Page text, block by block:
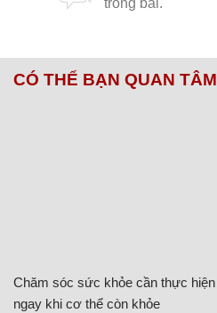
CÓ THỂ BẠN QUAN TÂM
Chăm sóc sức khỏe cần thực hiện
ngay khi cơ thể còn khỏe